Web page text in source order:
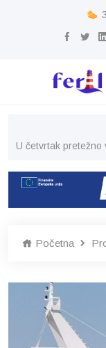
U četvrtak
Početna